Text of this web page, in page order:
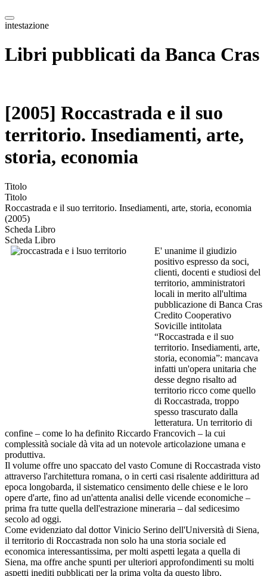
intestazione
Libri pubblicati da Banca Cras
[2005] Roccastrada e il suo
territorio. Insediamenti, arte,
storia, economia
Titolo
Titolo
Roccastrada e il suo territorio. Insediamenti, arte, storia, economia
(2005)
Scheda Libro
Scheda Libro
E' unanime il giudizio
positivo espresso da soci,
clienti, docenti e studiosi del
territorio, amministratori
locali in merito all'ultima
pubblicazione di Banca Cras
Credito Cooperativo
Sovicille intitolata
“Roccastrada e il suo
territorio. Insediamenti, arte,
storia, economia”: mancava
infatti un'opera unitaria che
desse degno risalto ad
territorio ricco come quello
di Roccastrada, troppo
spesso trascurato dalla
letteratura. Un territorio di
confine – come lo ha definito Riccardo Francovich – la cui
complessità sociale dà vita ad un notevole articolazione umana e
produttiva.
Il volume offre uno spaccato del vasto Comune di Roccastrada visto
attraverso l'architettura romana, o in certi casi risalente addirittura ad
epoca longobarda, il sistematico censimento delle chiese e le loro
opere d'arte, fino ad un'attenta analisi delle vicende economiche –
prima fra tutte quella dell'estrazione mineraria – dal sedicesimo
secolo ad oggi.
Come evidenziato dal dottor Vinicio Serino dell'Università di Siena,
il territorio di Roccastrada non solo ha una storia sociale ed
economica interessantissima, per molti aspetti legata a quella di
Siena, ma offre anche spunti per ulteriori approfondimenti su molti
aspetti inediti pubblicati per la prima volta da questo libro.